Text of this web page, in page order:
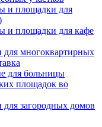
и площадки для
и площадки для кафе
для многоквартирных
для больницы
площадок во
загородных домов